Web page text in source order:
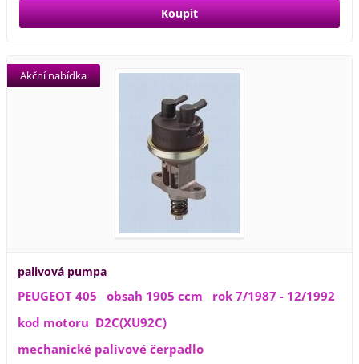
palivová pumpa
Akční nabídka
PEUGEOT 405 obsah 1905 ccm rok 7/1987 - 12/1992
kod motoru D2C(XU92C)
mechanické palivové čerpadlo